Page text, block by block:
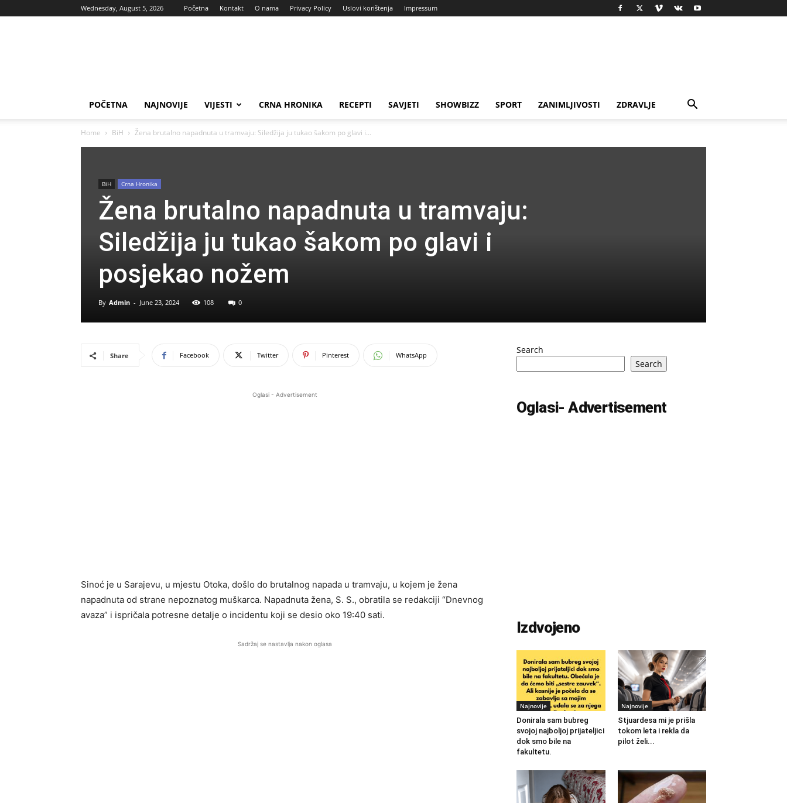
Wednesday, August 5, 2026 Početna Kontakt O nama Privacy Policy Uslovi korištenja Impressum
POČETNA NAJNOVIJE VIJESTI CRNA HRONIKA RECEPTI SAVJETI SHOWBIZZ SPORT ZANIMLJIVOSTI ZDRAVLJE
Home BiH Žena brutalno napadnuta u tramvaju: Siledžija ju tukao šakom po glavi i...
BiH Crna Hronika
Žena brutalno napadnuta u tramvaju:
Siledžija ju tukao šakom po glavi i
posjekao nožem
By Admin - June 23, 2024 108 0
Share Facebook Twitter Pinterest WhatsApp
Oglasi - Advertisement
Sinoć je u Sarajevu, u mjestu Otoka, došlo do brutalnog napada u tramvaju, u kojem je žena
napadnuta od strane nepoznatog muškarca. Napadnuta žena, S. S., obratila se redakciji “Dnevnog
avaza” i ispričala potresne detalje o incidentu koji se desio oko 19:40 sati.
Sadržaj se nastavlja nakon oglasa
Search
Search
Oglasi- Advertisement
Izdvojeno
Najnovije
Donirala sam bubreg
svojoj najboljoj prijateljici
dok smo bile na
fakultetu.
Najnovije
Stjuardesa mi je prišla
tokom leta i rekla da
pilot želi...